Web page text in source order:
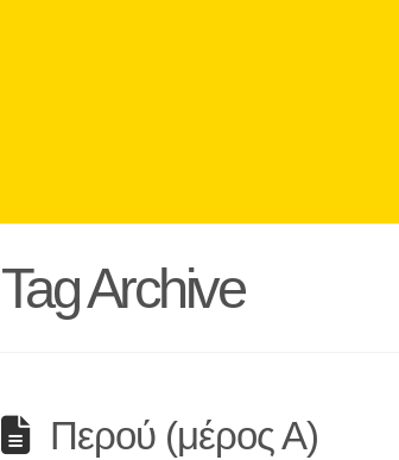
Tag Archive
Περού (μέρος Α)